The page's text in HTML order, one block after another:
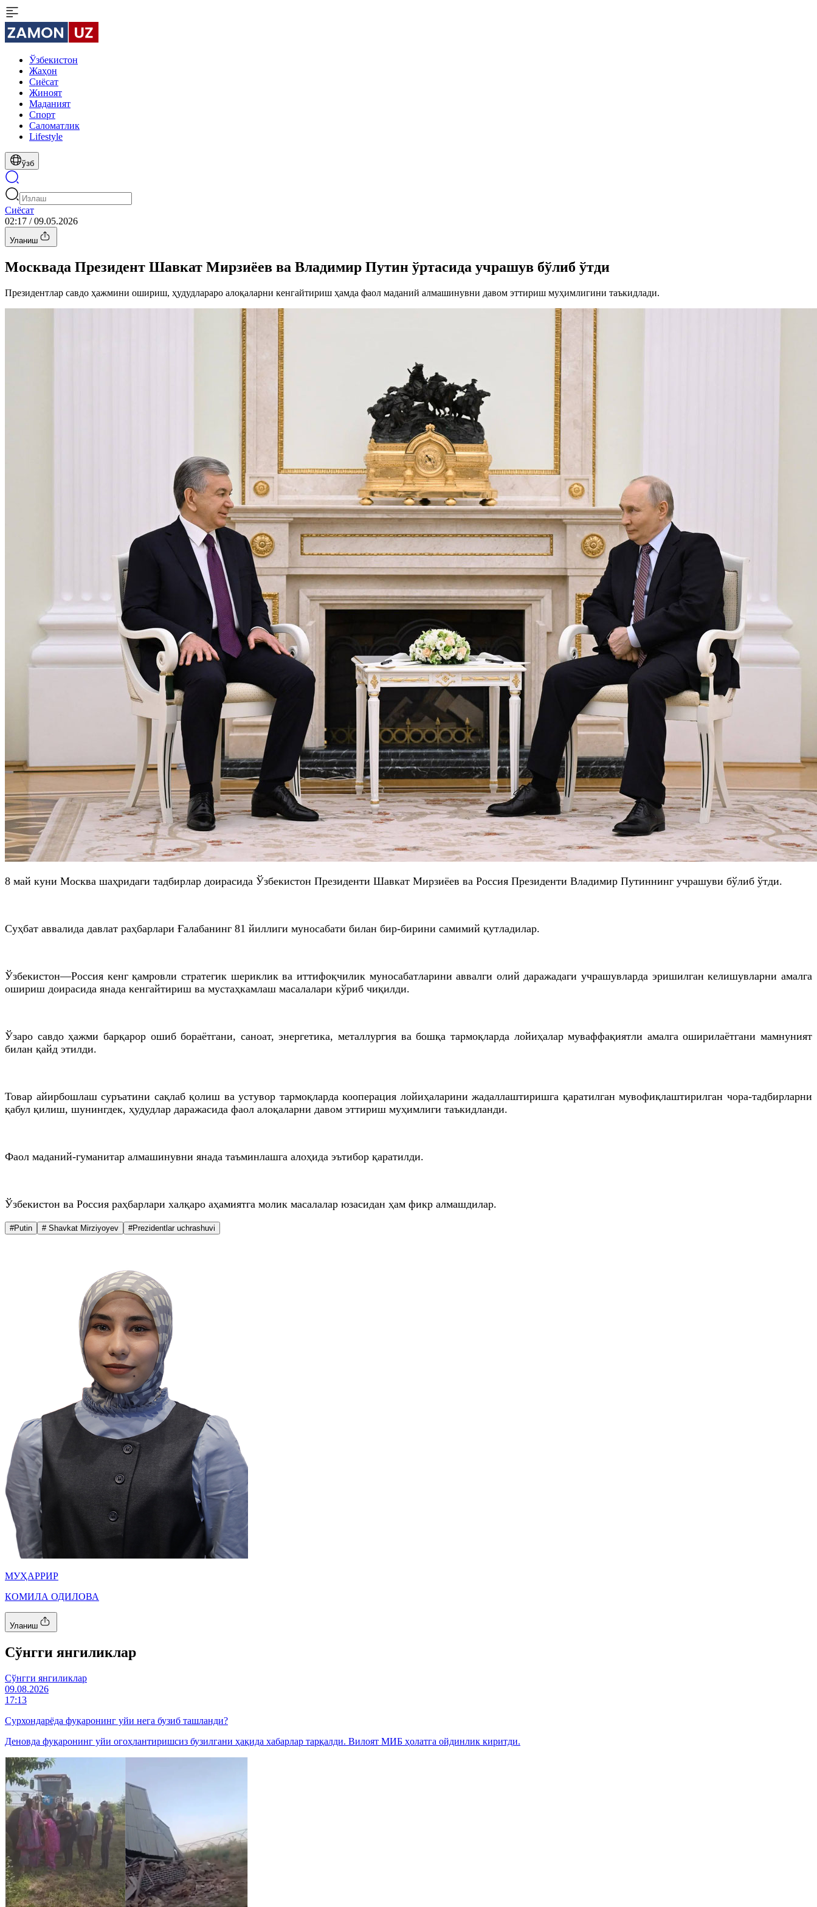
Ўзбекистон
Жаҳон
Сиёсат
Жиноят
Маданият
Спорт
Cаломатлик
Lifestyle
ўзб
Сиёсат
02:17 / 09.05.2026
Уланиш
Москвада Президент Шавкат Мирзиёев ва Владимир Путин ўртасида учрашув бўлиб ўтди
Президентлар савдо ҳажмини ошириш, ҳудудлараро алоқаларни кенгайтириш ҳамда фаол маданий алмашинувни давом эттириш муҳимлигини таъкидлади.
8 май куни Москва шаҳридаги тадбирлар доирасида Ўзбекистон Президенти Шавкат Мирзиёев ва Россия Президенти Владимир Путиннинг учрашуви бўлиб ўтди.
Суҳбат аввалида давлат раҳбарлари Ғалабанинг 81 йиллиги муносабати билан бир-бирини самимий қутладилар.
Ўзбекистон—Россия кенг қамровли стратегик шериклик ва иттифоқчилик муносабатларини аввалги олий даражадаги учрашувларда эришилган келишувларни амалга
ошириш доирасида янада кенгайтириш ва мустаҳкамлаш масалалари кўриб чиқилди.
Ўзаро савдо ҳажми барқарор ошиб бораётгани, саноат, энергетика, металлургия ва бошқа тармоқларда лойиҳалар муваффақиятли амалга оширилаётгани мамнуният
билан қайд этилди.
Товар айирбошлаш суръатини сақлаб қолиш ва устувор тармоқларда кооперация лойиҳаларини жадаллаштиришга қаратилган мувофиқлаштирилган чора-тадбирларни
қабул қилиш, шунингдек, ҳудудлар даражасида фаол алоқаларни давом эттириш муҳимлиги таъкидланди.
Фаол маданий-гуманитар алмашинувни янада таъминлашга алоҳида эътибор қаратилди.
Ўзбекистон ва Россия раҳбарлари халқаро аҳамиятга молик масалалар юзасидан ҳам фикр алмашдилар.
#Putin # Shavkat Mirziyoyev #Prezidentlar uchrashuvi
МУҲАРРИР
КОМИЛА ОДИЛОВА
Уланиш
Cўнгги янгиликлар
Cўнгги янгиликлар
09.08.2026
17:13
Сурхондарёда фуқаронинг уйи нега бузиб ташланди?
Деновда фуқаронинг уйи огоҳлантиришсиз бузилгани ҳақида хабарлар тарқалди. Вилоят МИБ ҳолатга ойдинлик киритди.